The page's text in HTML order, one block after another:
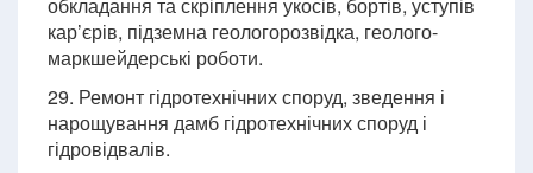
кар’єрів, підземна геологорозвідка, геолого-
маркшейдерські роботи.
29. Ремонт гідротехнічних споруд, зведення і
нарощування дамб гідротехнічних споруд і
гідровідвалів.